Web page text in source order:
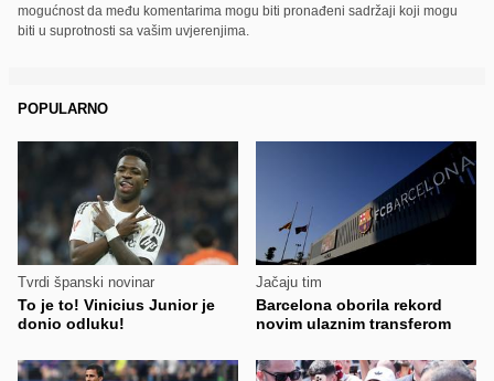
mogućnost da među komentarima mogu biti pronađeni sadržaji koji mogu
biti u suprotnosti sa vašim uvjerenjima.
POPULARNO
Tvrdi španski novinar
To je to! Vinicius Junior je
donio odluku!
Jačaju tim
Barcelona oborila rekord
novim ulaznim transferom